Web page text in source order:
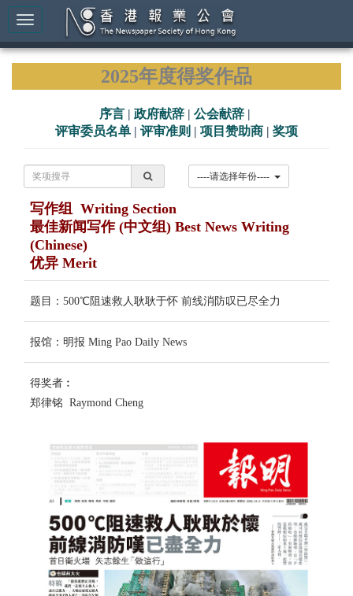
2025年度得奖作品
序言 | 政府献辞 | 公会献辞 |
评审委员名单 | 评审准则 | 项目赞助商 | 奖项
写作组 Writing Section
最佳新闻写作 (中文组) Best News Writing
(Chinese)
优异 Merit
题目：500℃阻速救人耿耿于怀 前线消防叹已尽全力
报馆：明报 Ming Pao Daily News
得奖者︰
郑律铭 Raymond Cheng